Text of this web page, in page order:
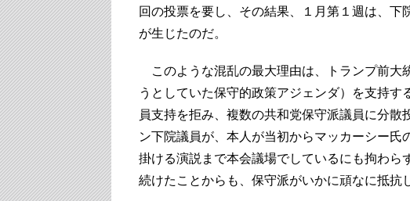
回の投票を要し、その結果、１月第１週は、
が生じたのだ。
このような混乱の最大理由は、トランプ前大
うとしていた保守的政策アジェンダ）を支持
員支持を拒み、複数の共和党保守派議員に分
ン下院議員が、本人が当初からマッカーシー
掛ける演説まで本会議場でしているにも拘わら
続けたことからも、保守派がいかに頑なに抵抗